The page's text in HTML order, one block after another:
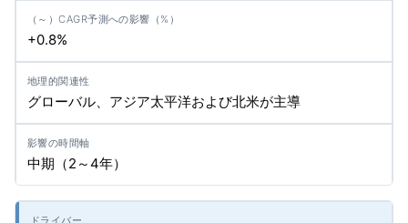
+0.8%
グローバル、アジア太平洋および北米が主導
中期（2～4年）